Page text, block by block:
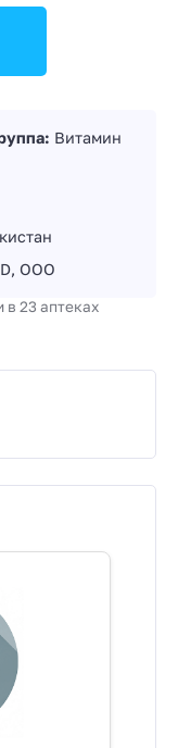
Витамин
ООО
в 23 аптеках